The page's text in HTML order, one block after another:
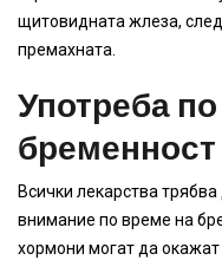
щитовидната жлеза,
премахната.
Употреба
Всички лекарства
внимание по време на
хормони могат да